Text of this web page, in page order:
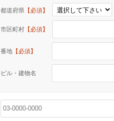
都道府県 【必須】
市区町村 【必須】
番地 【必須】
ビル・建物名